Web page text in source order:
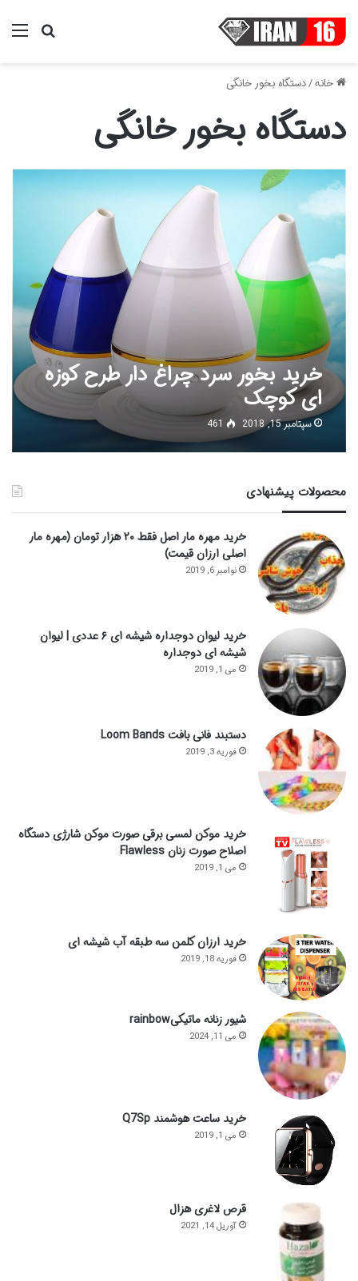
خانه/دستگاه بخور خانگی
دستگاه بخور خانگی
خرید بخور سرد چراغ دار طرح کوزه
ای کوچک
سپتامبر 15, 2018 461
محصولات پیشنهادی
خرید مهره مار اصل فقط ۲۰ هزار تومان (مهره مار
اصلی ارزان قیمت)
نوامبر 6, 2019
خرید لیوان دوجداره شیشه ای ۶ عددی | لیوان
شیشه ای دوجداره
می 1, 2019
دستبند فانی بافت Loom Bands
فوریه 3, 2019
خرید موکن لمسی برقی صورت موکن شارژی دستگاه
اصلاح صورت زنان Flawless
می 1, 2019
خرید ارزان کلمن سه طبقه آب شیشه ای
فوریه 18, 2019
شیور زنانه ماتیکیrainbow
می 11, 2024
خرید ساعت هوشمند Q7Sp
می 1, 2019
قرص لاغری هزال
آوریل 14, 2021